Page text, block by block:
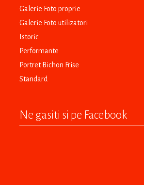
Galerie Foto proprie
Galerie Foto utilizatori
Istoric
Performante
Portret Bichon Frise
Standard
Ne gasiti si pe Facebook